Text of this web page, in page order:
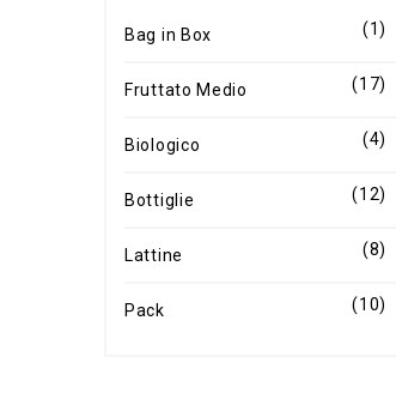
Bag in Box (1)
Fruttato Medio (17)
Biologico (4)
Bottiglie (12)
Lattine (8)
Pack (10)